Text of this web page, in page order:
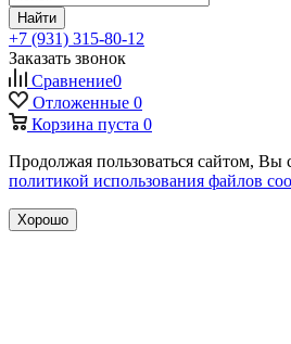
Найти
+7 (931) 315-80-12
Заказать звонок
Сравнение0
Отложенные 0
Корзина пуста 0
Продолжая пользоваться сайтом, Вы
политикой использования файлов
Хорошо